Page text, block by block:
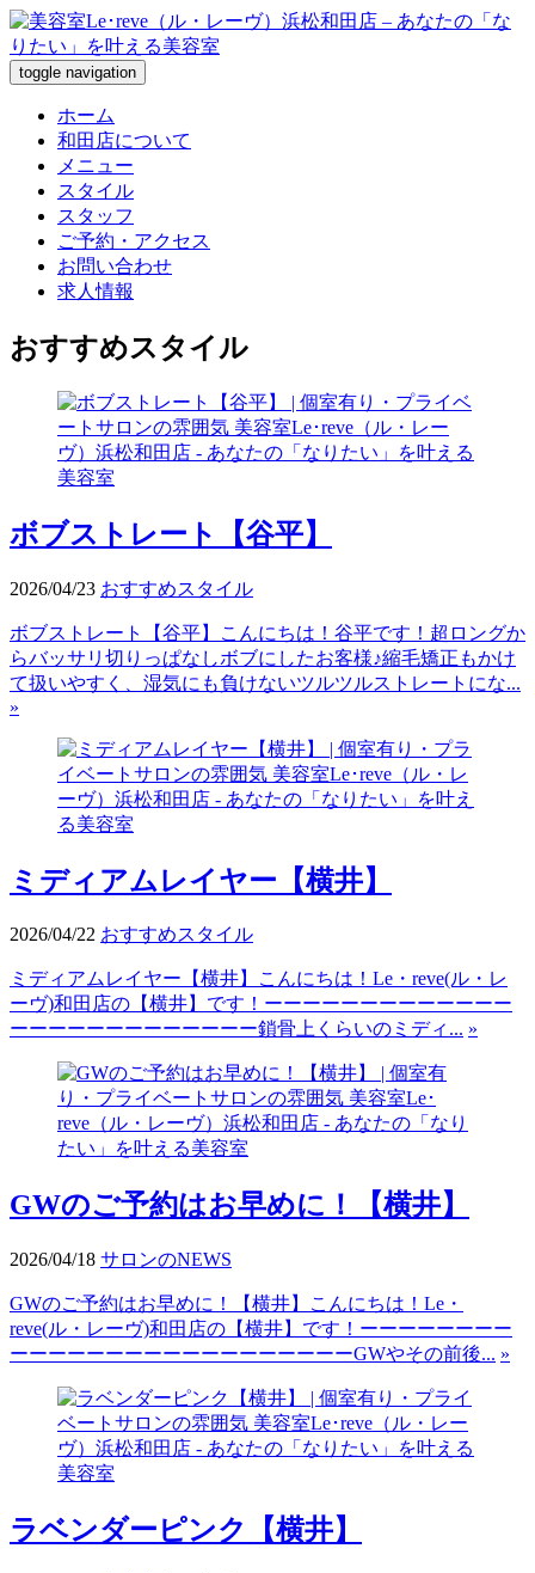
toggle navigation
ホーム
和田店について
メニュー
スタイル
スタッフ
ご予約・アクセス
お問い合わせ
求人情報
おすすめスタイル
ボブストレート【谷平】
2026/04/23 おすすめスタイル
ボブストレート【谷平】こんにちは！谷平です！超ロングか
らバッサリ切りっぱなしボブにしたお客様♪縮毛矯正もかけ
て扱いやすく、湿気にも負けないツルツルストレートにな...
»
ミディアムレイヤー【横井】
2026/04/22 おすすめスタイル
ミディアムレイヤー【横井】こんにちは！Le・reve(ル・レ
ーヴ)和田店の【横井】です！ーーーーーーーーーーーーー
ーーーーーーーーーーーーー鎖骨上くらいのミディ... »
GWのご予約はお早めに！【横井】
2026/04/18 サロンのNEWS
GWのご予約はお早めに！【横井】こんにちは！Le・
reve(ル・レーヴ)和田店の【横井】です！ーーーーーーーー
ーーーーーーーーーーーーーーーーーーGWやその前後... »
ラベンダーピンク【横井】